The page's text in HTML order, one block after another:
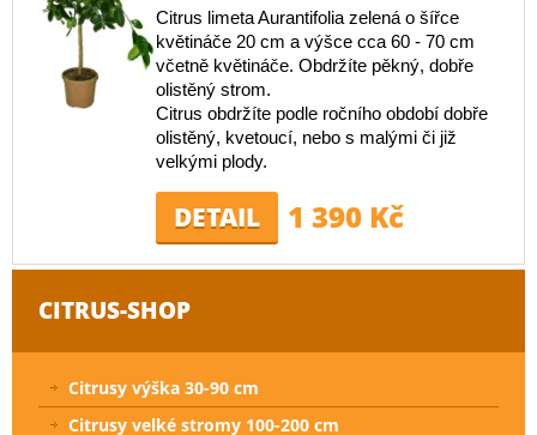
Citrus limeta Aurantifolia zelená o šířce
květináče 20 cm a výšce cca 60 - 70 cm
včetně květináče. Obdržíte pěkný, dobře
olistěný strom.
Citrus obdržíte podle ročního období dobře
olistěný, kvetoucí, nebo s malými či již
velkými plody.
DETAIL 1 390 Kč
CITRUS-SHOP
Citrusy výška 30-90 cm
Citrusy velké stromy 100-200 cm